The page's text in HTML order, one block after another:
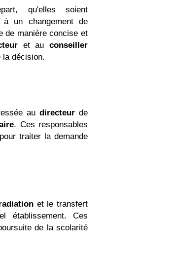
qu'elles soient
à un changement de
de manière concise et
et auconseiller
la décision.
au directeurde
. Ces responsables
traiter la demande
et le transfert
établissement. Ces
de la scolarité